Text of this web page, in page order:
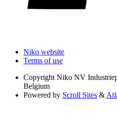
Niko website
Terms of use
Copyright Niko NV
Belgium
Powered by Scroll Sites &